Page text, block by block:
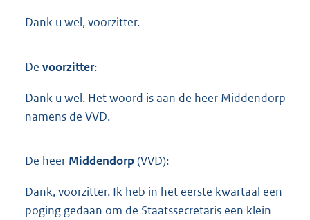
Dank u wel, voorzitter.
De voorzitter:
Dank u wel. Het woord is aan de heer Middendorp
namens de VVD.
De heer Middendorp(VVD):
Dank, voorzitter. Ik heb in het eerste kwartaal een
poging gedaan om de Staatssecretaris een klein